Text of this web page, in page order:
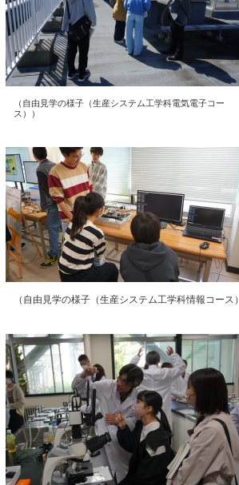
（自由見学の様子（生産システム工学科電気電子コー
ス））
（自由見学の様子（生産システム工学科情報コース）